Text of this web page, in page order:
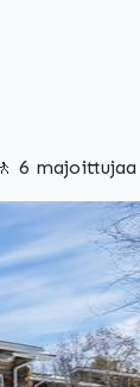
6 majoittujaa